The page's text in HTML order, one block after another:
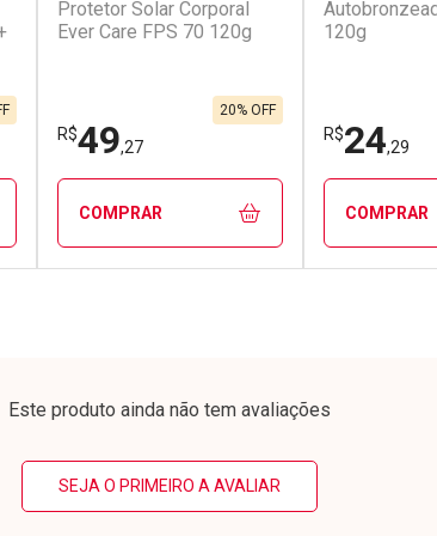
Ativar Desconto
Por R$ 34,60/cada
Por R$ 34,60/cada
Ativar
Por R$
Por R$
Protetor Solar Corporal
Ever Care FPS 70 120g
R$49,27
20% OFF
COMPRAR
120g
R$24,29
COMPRAR
Este produto ainda não tem avaliações
SEJA O PRIMEIRO A AVALIAR